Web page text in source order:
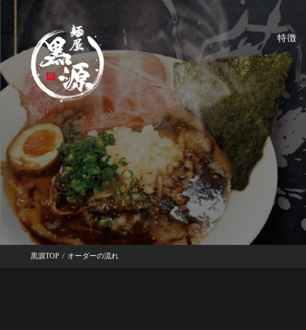
特徴
黒源TOP / オーダーの流れ